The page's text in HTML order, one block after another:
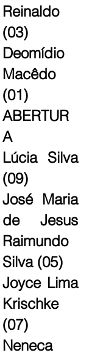
Reinaldo
(03)
Deomídio
Macêdo
(01)
ABERTUR
A
Lúcia Silva
(09)
José Maria
de Jesus
Raimundo
Silva (05)
Joyce Lima
Krischke
(07)
Neneca